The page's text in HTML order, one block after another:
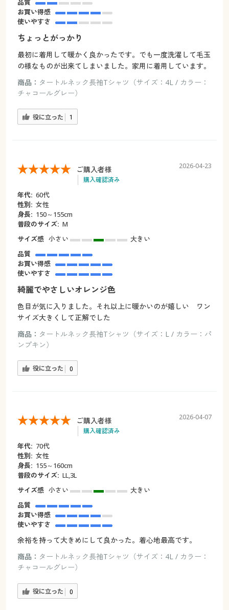
品質
お買い得感
使いやすさ
ちょっとがっかり
最初に着用して暖かく良かったです。でも一度洗濯して毛玉
の様なものが出来てしまいました。家用に着用しています。
商品： タートルネック長袖Tシャツ（サイズ：4L / カラー：
チャコールグレー）
役に立った 1
ご購入者様
購入確認済み
2026-04-23
年代: 60代
性別: 女性
身長: 150～155cm
普段のサイズ: M
サイズ感 小さい
大きい
品質
お買い得感
使いやすさ
綺麗でやさしいオレンジ色
色目が気に入りました。それ以上に暖かいのが嬉しい ワン
サイズ大きくして正解でした
商品： タートルネック長袖Tシャツ（サイズ：L / カラー：パ
ンプキン）
役に立った 0
ご購入者様
購入確認済み
2026-04-07
年代: 70代
性別: 女性
身長: 155～160cm
普段のサイズ: LL,3L
サイズ感 小さい
大きい
品質
お買い得感
使いやすさ
余裕を持って大きめにして良かった。着心地最高です。
商品： タートルネック長袖Tシャツ（サイズ：4L / カラー：
チャコールグレー）
役に立った 0